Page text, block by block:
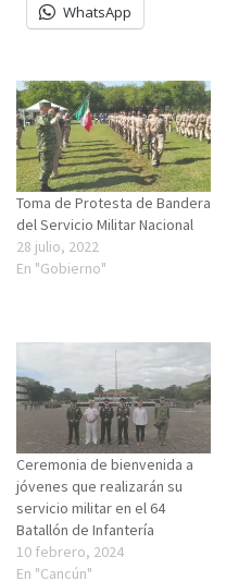
WhatsApp
Toma de Protesta de Bandera
del Servicio Militar Nacional
28 julio, 2022
En "Gobierno"
Ceremonia de bienvenida a
jóvenes que realizarán su
servicio militar en el 64
Batallón de Infantería
10 febrero, 2024
En "Cancún"